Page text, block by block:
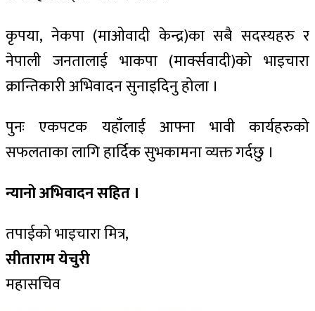
कृपया, नेकपा (माओवादी केन्द्र)का सबै सदस्यहरु र
नेपाली जनतालाई भाकपा (मार्क्सवादी)को भाइचारा
क्रान्तिकारी अभिवादन सुनाइदिनु होला ।
पुनः एकपटक यहाँलाई आफ्ना भावी कार्यहरुको
सफलताका लागि हार्दिक सुभकामना व्यक्त गर्दछु ।
न्यानो अभिवादन सहित ।
तपाईको भाइचारा मित्र,
सीताराम येचुरी
महासचिव